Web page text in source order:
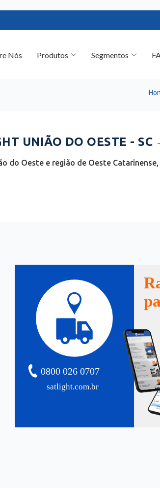
UNIÃO DO OESTE - SC
Oeste e região de Oeste Catarinense,
satlight.com.br
0800 026 0707